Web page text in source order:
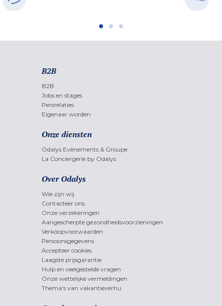
B2B
B2B
Jobs en stages
Persrelaties
Eigenaar worden
Onze diensten
Odalys Evènements & Groupe
La Conciergerie by Odalys
Over Odalys
Wie zijn wij
Contacteer ons
Onze verzekeringen
Aangescherpte gezondheidsvoorzieningen
Verkoopvoorwaarden
Persoonsgegevens
Accepteer cookies
Laagste prijsgarantie
Hulp en veelgestelde vragen
Onze wettelijke vermeldingen
Thema's van vakantieverhu